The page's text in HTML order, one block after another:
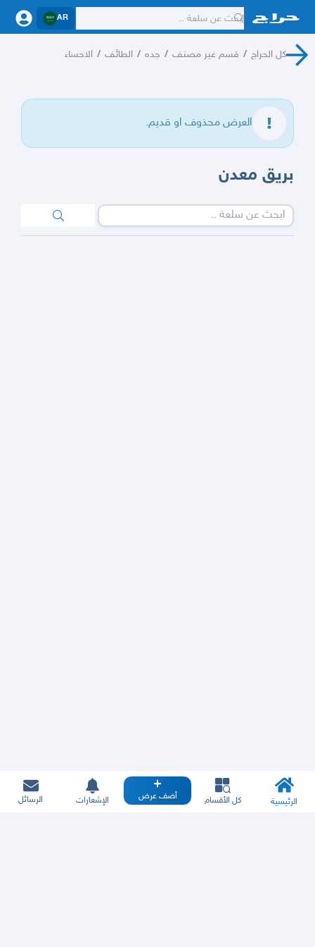
AR
كل الحراج / قسم غير مصنف / جده / الطائف / الاحساء
العرض محذوف او قديم.
بريق معدن
الرئيسية كل الأقسام أضف عرض الإشعارات الرسائل